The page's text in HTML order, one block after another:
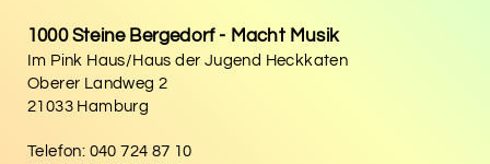
1000 Steine Bergedorf - Macht Musik
Im Pink Haus/Haus der Jugend Heckkaten
Oberer Landweg 2
21033 Hamburg
Telefon: 040 724 87 10